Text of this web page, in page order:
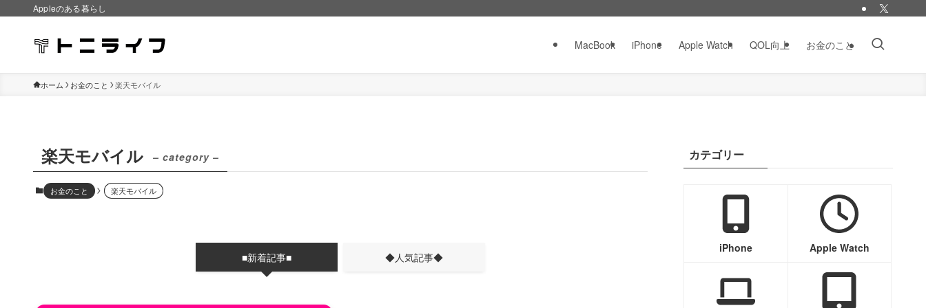
Appleのある暮らし
MacBook iPhone Apple Watch QOL向上 お金のこと
ホーム お金のこと 楽天モバイル
楽天モバイル – category –
お金のこと 楽天モバイル
■新着記事■ ◆人気記事◆
カテゴリー
iPhone Apple Watch